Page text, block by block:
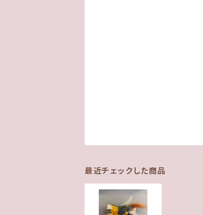
最近チェックした商品